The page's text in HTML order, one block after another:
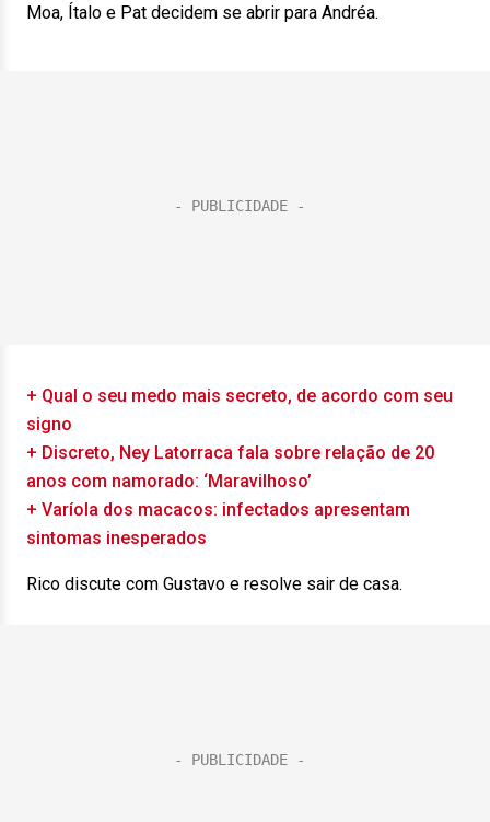
Moa, Ítalo e Pat decidem se abrir para Andréa.
+ Qual o seu medo mais secreto, de acordo com seu
signo
+ Discreto, Ney Latorraca fala sobre relação de 20
anos com namorado: ‘Maravilhoso’
+ Varíola dos macacos: infectados apresentam
sintomas inesperados
Rico discute com Gustavo e resolve sair de casa.